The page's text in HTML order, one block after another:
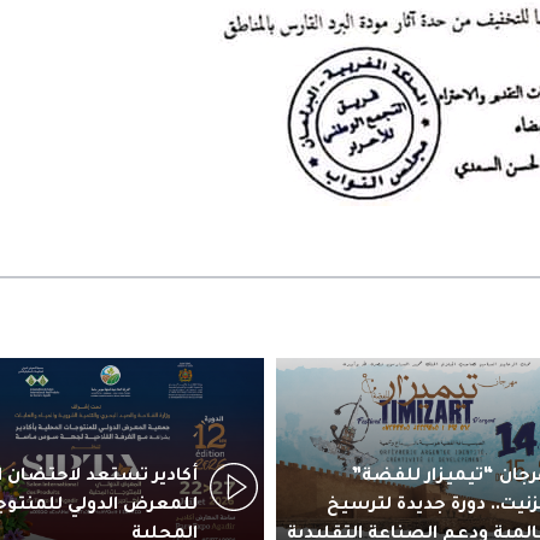
“تيميزار للفضة”
دورة جديدة لترسيخ
ودعم الصناعة التقليدية
للمعرض الدولي
المحلية